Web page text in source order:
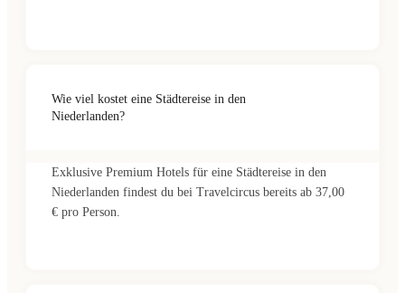
Wie viel kostet eine Städtereise in den
Niederlanden?
Exklusive Premium Hotels für eine Städtereise in den
Niederlanden findest du bei Travelcircus bereits ab 37,00
€ pro Person.